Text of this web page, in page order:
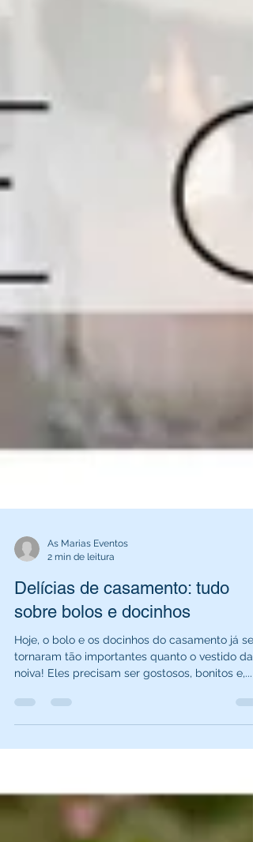
As Marias Eventos
2 min de leitura
Delícias de casamento: tudo
sobre bolos e docinhos
tornaram tão importantes quanto o vestido da
noiva! Eles precisam ser gostosos, bonitos e,...